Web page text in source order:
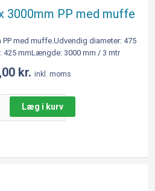
3000mm PP med muffe
med muffe.Udvendig diameter: 475
425 mmLængde: 3000 mm / 3 mtr
kr. inkl. moms
Læg i kurv